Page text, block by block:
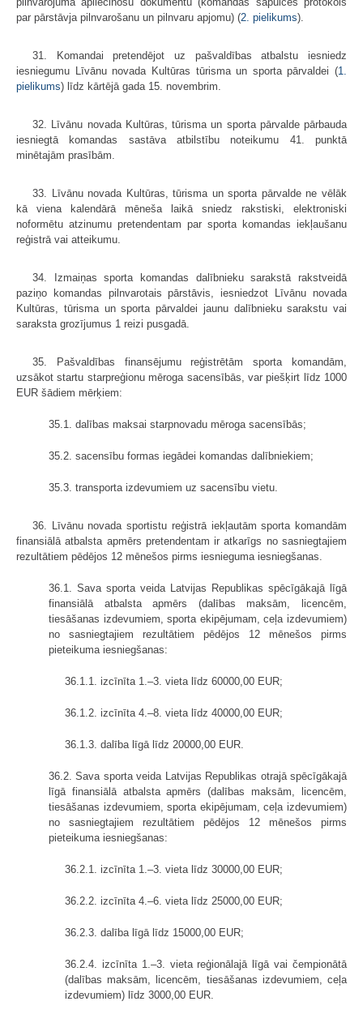
par pārstāvja pilnvarošanu un pilnvaru apjomu) (2. pielikums).
31. Komandai pretendējot uz pašvaldības atbalstu iesniedz
iesniegumu Līvānu novada Kultūras tūrisma un sporta pārvaldei (1.
pielikums) līdz kārtējā gada 15. novembrim.
32. Līvānu novada Kultūras, tūrisma un sporta pārvalde pārbauda
iesniegtā komandas sastāva atbilstību noteikumu 41. punktā
minētajām prasībām.
33. Līvānu novada Kultūras, tūrisma un sporta pārvalde ne vēlāk
kā viena kalendārā mēneša laikā sniedz rakstiski, elektroniski
noformētu atzinumu pretendentam par sporta komandas iekļaušanu
reģistrā vai atteikumu.
34. Izmaiņas sporta komandas dalībnieku sarakstā rakstveidā
paziņo komandas pilnvarotais pārstāvis, iesniedzot Līvānu novada
Kultūras, tūrisma un sporta pārvaldei jaunu dalībnieku sarakstu vai
saraksta grozījumus 1 reizi pusgadā.
35. Pašvaldības finansējumu reģistrētām sporta komandām,
uzsākot startu starpreģionu mēroga sacensībās, var piešķirt līdz 1000
EUR šādiem mērķiem:
35.1. dalības maksai starpnovadu mēroga sacensībās;
35.2. sacensību formas iegādei komandas dalībniekiem;
35.3. transporta izdevumiem uz sacensību vietu.
36. Līvānu novada sportistu reģistrā iekļautām sporta komandām
finansiālā atbalsta apmērs pretendentam ir atkarīgs no sasniegtajiem
rezultātiem pēdējos 12 mēnešos pirms iesnieguma iesniegšanas.
36.1. Sava sporta veida Latvijas Republikas spēcīgākajā līgā
finansiālā atbalsta apmērs (dalības maksām, licencēm,
tiesāšanas izdevumiem, sporta ekipējumam, ceļa izdevumiem)
no sasniegtajiem rezultātiem pēdējos 12 mēnešos pirms
pieteikuma iesniegšanas:
36.1.1. izcīnīta 1.–3. vieta līdz 60000,00 EUR;
36.1.2. izcīnīta 4.–8. vieta līdz 40000,00 EUR;
36.1.3. dalība līgā līdz 20000,00 EUR.
36.2. Sava sporta veida Latvijas Republikas otrajā spēcīgākajā
līgā finansiālā atbalsta apmērs (dalības maksām, licencēm,
tiesāšanas izdevumiem, sporta ekipējumam, ceļa izdevumiem)
no sasniegtajiem rezultātiem pēdējos 12 mēnešos pirms
pieteikuma iesniegšanas:
36.2.1. izcīnīta 1.–3. vieta līdz 30000,00 EUR;
36.2.2. izcīnīta 4.–6. vieta līdz 25000,00 EUR;
36.2.3. dalība līgā līdz 15000,00 EUR;
36.2.4. izcīnīta 1.–3. vieta reģionālajā līgā vai čempionātā
(dalības maksām, licencēm, tiesāšanas izdevumiem, ceļa
izdevumiem) līdz 3000,00 EUR.